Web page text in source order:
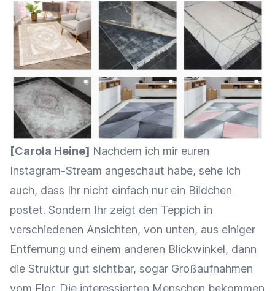
[Carola Heine] Nachdem ich mir euren
Instagram-Stream angeschaut habe, sehe ich
auch, dass Ihr nicht einfach nur ein Bildchen
postet. Sondern Ihr zeigt den Teppich in
verschiedenen Ansichten, von unten, aus einiger
Entfernung und einem anderen Blickwinkel, dann
die Struktur gut sichtbar, sogar Großaufnahmen
vom Flor. Die interessierten Menschen bekommen